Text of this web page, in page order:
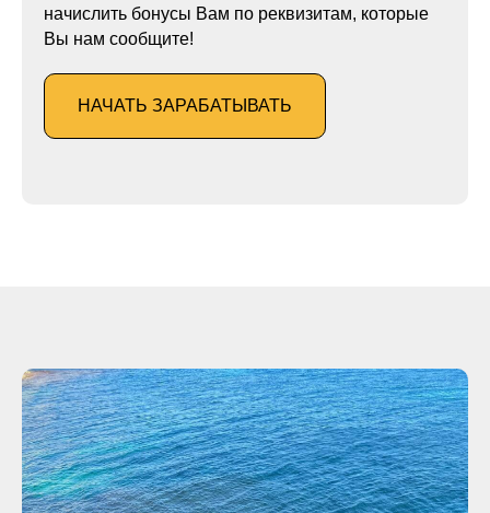
начислить бонусы Вам по реквизитам, которые
Вы нам сообщите!
НАЧАТЬ ЗАРАБАТЫВАТЬ